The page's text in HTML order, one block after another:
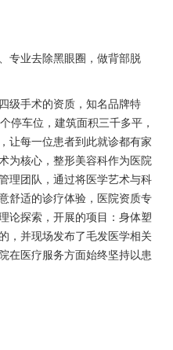
专业去除黑眼圈，做背部脱
级手术的资质，知名品牌特
停车位，建筑面积三千多平，
让每一位患者到此就诊都有家
为核心，整形美容科作为医院
理团队，通过将医学艺术与科
舒适的诊疗体验，医院资质专
论探索，开展的项目：身体塑
，并现场发布了毛发医学相关
在医疗服务方面始终坚持以患